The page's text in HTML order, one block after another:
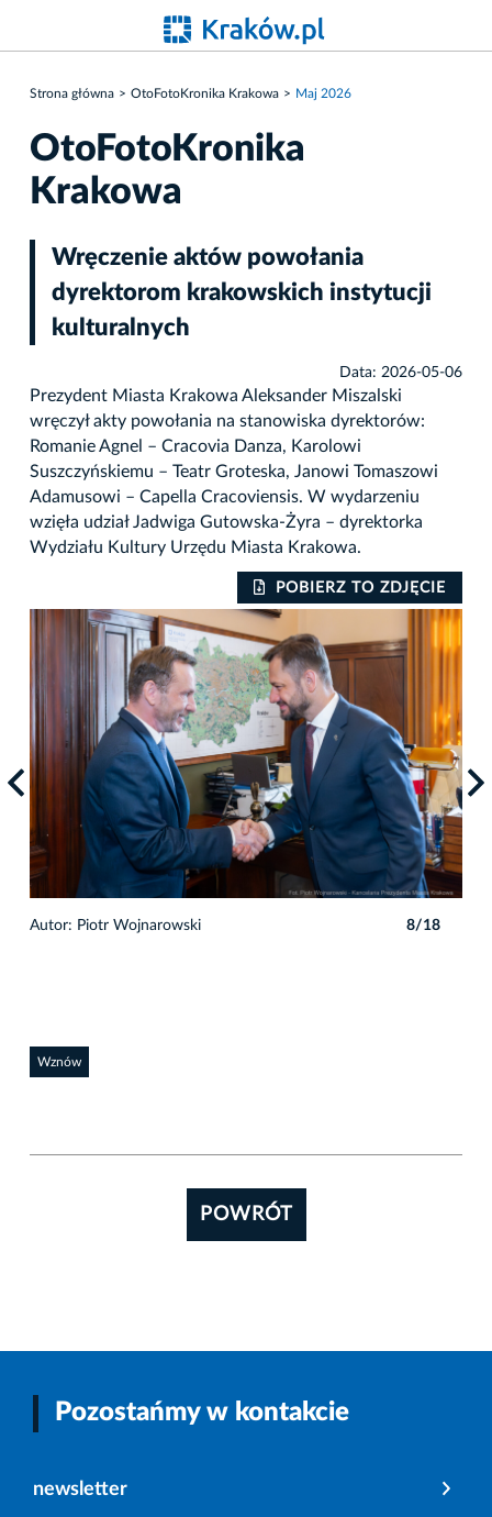
Strona główna OtoFotoKronika Krakowa Maj 2026
OtoFotoKronika
Krakowa
Wręczenie aktów powołania
dyrektorom krakowskich instytucji
kulturalnych
Data: 2026-05-06
Prezydent Miasta Krakowa Aleksander Miszalski
wręczył akty powołania na stanowiska dyrektorów:
Romanie Agnel – Cracovia Danza, Karolowi
Suszczyńskiemu – Teatr Groteska, Janowi Tomaszowi
Adamusowi – Capella Cracoviensis. W wydarzeniu
wzięła udział Jadwiga Gutowska-Żyra – dyrektorka
Wydziału Kultury Urzędu Miasta Krakowa.
POBIERZ TO ZDJĘCIE
Autor: Piotr Wojnarowski 8/18
Wznów
POWRÓT
Pozostańmy w kontakcie
newsletter